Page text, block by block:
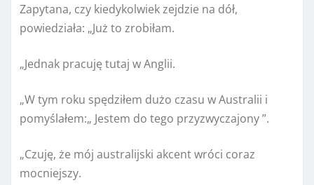
Zapytana, czy kiedykolwiek zejdzie na dół,
powiedziała: „Już to zrobiłam.
„Jednak pracuję tutaj w Anglii.
„W tym roku spędziłem dużo czasu w Australii i
pomyślałem:„ Jestem do tego przyzwyczajony ”.
„Czuję, że mój australijski akcent wróci coraz
mocniejszy.